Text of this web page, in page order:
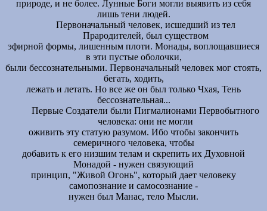
природе, и не более. Лунные Боги могли выявить из себя
лишь тени людей.
Первоначальный человек, исшедший из тел
Прародителей, был существом
эфирной формы, лишенным плоти. Монады, воплощавшиеся
в эти пустые оболочки,
были бессознательными. Первоначальный человек мог стоять,
бегать, ходить,
лежать и летать. Но все же он был только Чхая, Тень
бессознательная...
Первые Создатели были Пигмалионами Первобытного
человека: они не могли
оживить эту статую разумом. Ибо чтобы закончить
семеричного человека, чтобы
добавить к его низшим телам и скрепить их Духовной
Монадой - нужен связующий
принцип, "Живой Огонь", который дает человеку
самопознание и самосознание -
нужен был Манас, тело Мысли.